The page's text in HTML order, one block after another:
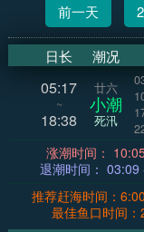
前一天
日长 潮况
05:17
~
18:38
廿六
小潮
死汛
涨潮
退潮时
推荐赶海时间：
最佳鱼口时间